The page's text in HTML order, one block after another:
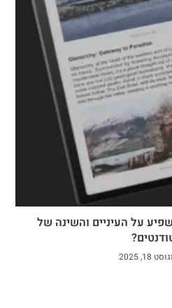
על העיניים והשינה של
18, 2025